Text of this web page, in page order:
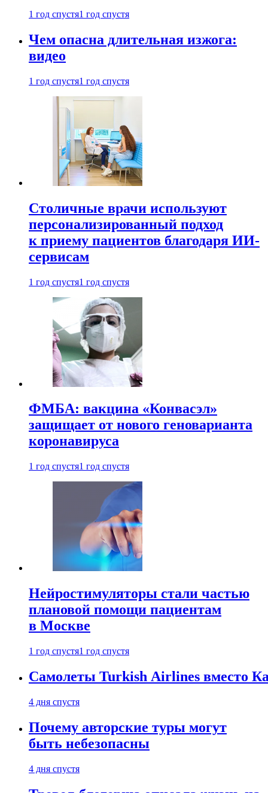
1 год спустя1 год спустя
Чем опасна длительная изжога:
видео
1 год спустя1 год спустя
Столичные врачи используют
персонализированный подход
к приему пациентов благодаря ИИ-
сервисам
1 год спустя1 год спустя
ФМБА: вакцина «Конвасэл»
защищает от нового геноварианта
коронавируса
1 год спустя1 год спустя
Нейростимуляторы стали частью
плановой помощи пациентам
в Москве
1 год спустя1 год спустя
Самолеты Turkish Airlines вместо
4 дня спустя
Почему авторские туры могут
быть небезопасны
4 дня спустя